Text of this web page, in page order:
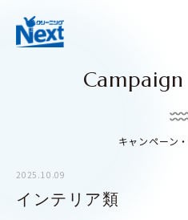
Campaign
キャンペーン
2025.10.09
インテリア類